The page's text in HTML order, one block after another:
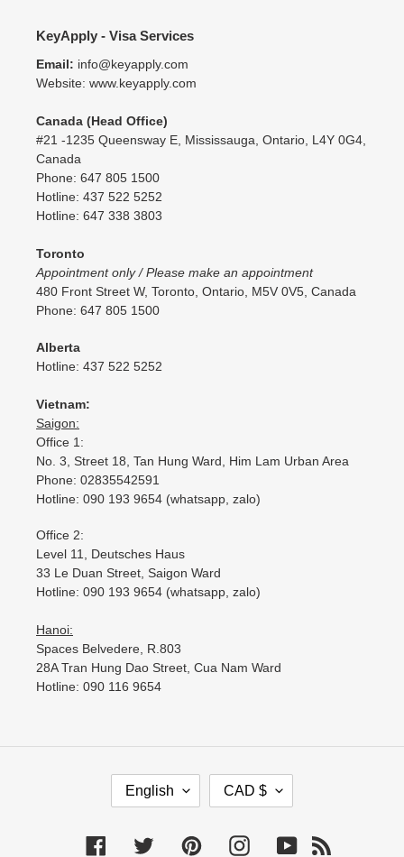
KeyApply - Visa Services
Email: info@keyapply.com
Website: www.keyapply.com
Canada (Head Office)
#21 -1235 Queensway E, Mississauga, Ontario, L4Y 0G4,
Canada
Phone: 647 805 1500
Hotline: 437 522 5252
Hotline: 647 338 3803
Toronto
Appointment only / Please make an appointment
480 Front Street W, Toronto, Ontario, M5V 0V5, Canada
Phone: 647 805 1500
Alberta
Hotline: 437 522 5252
Vietnam:
Saigon:
Office 1:
No. 3, Street 18, Tan Hung Ward, Him Lam Urban Area
Phone: 02835542591
Hotline: 090 193 9654 (whatsapp, zalo)
Office 2:
Level 11, Deutsches Haus
33 Le Duan Street, Saigon Ward
Hotline: 090 193 9654 (whatsapp, zalo)
Hanoi:
Spaces Belvedere, R.803
28A Tran Hung Dao Street, Cua Nam Ward
Hotline: 090 116 9654
English CAD $
Facebook Twitter PinterestInstagramYouTube